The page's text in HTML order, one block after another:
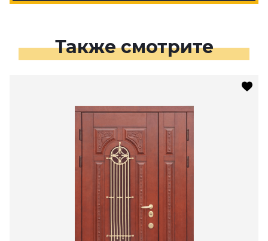
Также смотрите